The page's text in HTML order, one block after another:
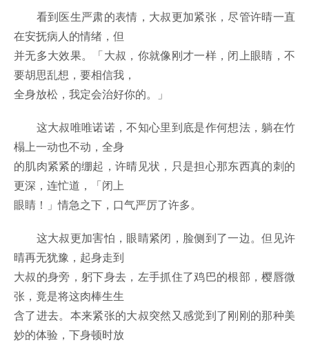
看到医生严肃的表情，大叔更加紧张，尽管许晴一直
在安抚病人的情绪，但
并无多大效果。「大叔，你就像刚才一样，闭上眼睛，不
要胡思乱想，要相信我，
全身放松，我定会治好你的。」
这大叔唯唯诺诺，不知心里到底是作何想法，躺在竹
榻上一动也不动，全身
的肌肉紧紧的绷起，许晴见状，只是担心那东西真的刺的
更深，连忙道，「闭上
眼睛！」情急之下，口气严厉了许多。
这大叔更加害怕，眼睛紧闭，脸侧到了一边。但见许
晴再无犹豫，起身走到
大叔的身旁，躬下身去，左手抓住了鸡巴的根部，樱唇微
张，竟是将这肉棒生生
含了进去。本来紧张的大叔突然又感觉到了刚刚的那种美
妙的体验，下身顿时放